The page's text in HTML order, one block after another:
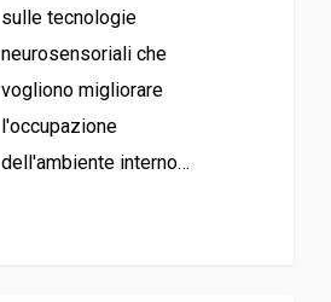
sulle tecnologie
neurosensoriali che
vogliono migliorare
l'occupazione
dell'ambiente interno…